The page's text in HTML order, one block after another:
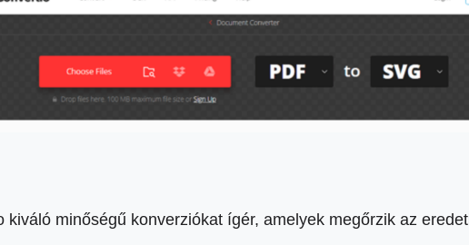
kiváló minőségű konverziókat ígér, amelyek megőrzik az